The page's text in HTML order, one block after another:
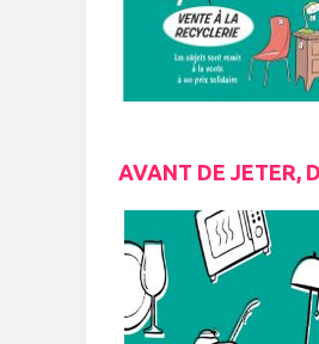
AVANT DE JETER,